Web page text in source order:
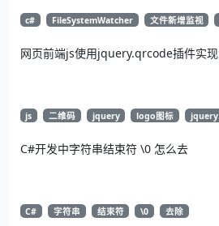
c# FileSystemWatcher 文件新增监视
网页前端js使用jquery.qrcode插件实
js 二维码 jquery logo图标
C#开发中字符串结束符 \0 怎么去
C# 字符串 结束符 \0 去除